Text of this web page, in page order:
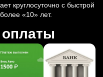
круглосуточно с быстрой
«10» лет.